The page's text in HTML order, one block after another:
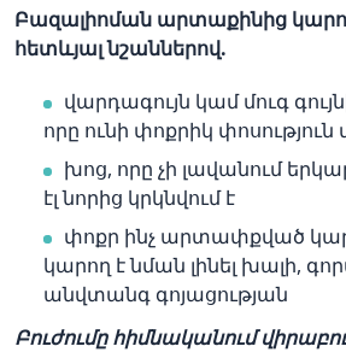
Բազալիոման արտաքինից կարող
հետևյալ նշաններով.
վարդագույն կամ մուգ
որը ունի փոքրիկ փոսություն
խոց, որը չի լավանում
էլ նորից կրկնվում է
փոքր ինչ արտափքված
կարող է նման լինել խալի,
անվտանգ գոյացության
Բուժումը հիմնականում